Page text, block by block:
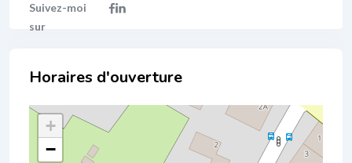
Localisation
+
−